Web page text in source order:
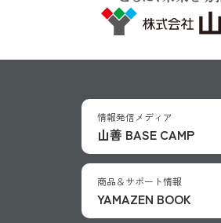
情報発信メディア
山善 BASE CAMP
商品＆サポート情報
YAMAZEN BOOK